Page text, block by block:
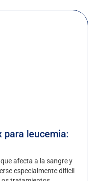
para leucemia:
afecta a la sangre y
especialmente difícil